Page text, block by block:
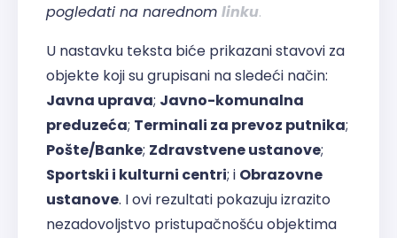
pogledati na narednom linku.
U nastavku teksta biće prikazani stavovi za
objekte koji su grupisani na sledeći način:
Javna uprava; Javno-komunalna
preduzeća; Terminali za prevoz putnika;
Pošte/Banke; Zdravstvene ustanove;
Sportski i kulturni centri; i Obrazovne
ustanove. I ovi rezultati pokazuju izrazito
nezadovoljstvo pristupačnošću objektima